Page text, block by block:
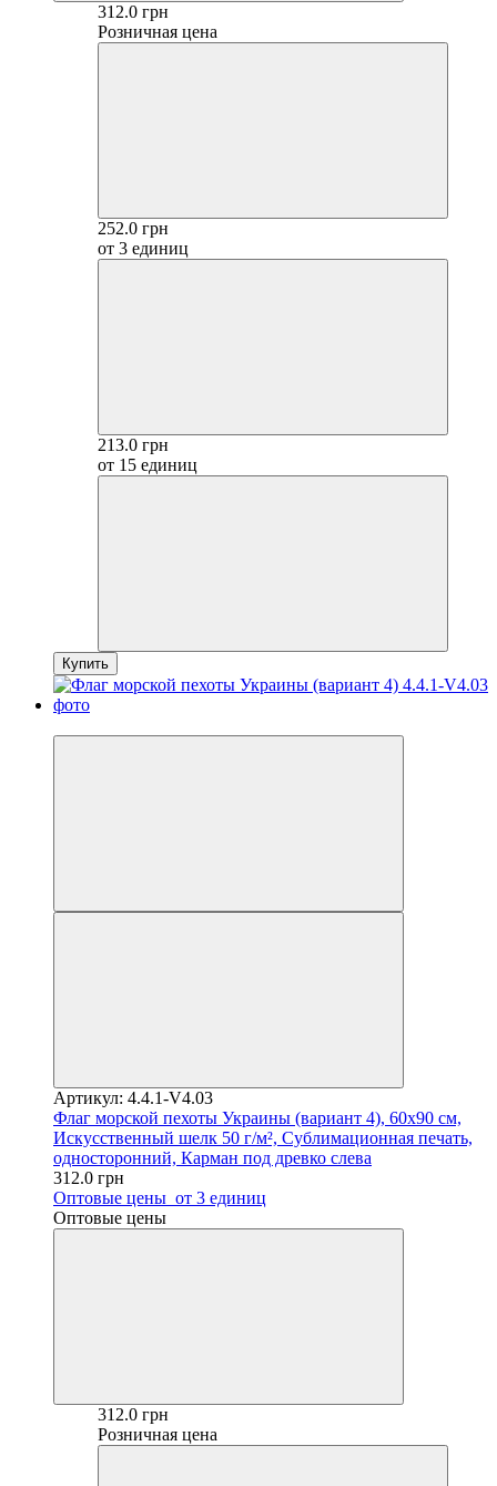
312.0 грн
Розничная цена
252.0 грн
от 3 единиц
213.0 грн
от 15 единиц
Купить
Артикул: 4.4.1-V4.03
Флаг морской пехоты Украины (вариант 4), 60х90 см,
Искусственный шелк 50 г/м², Сублимационная печать,
односторонний, Карман под древко слева
312.0 грн
Оптовые цены от 3 единиц
Оптовые цены
312.0 грн
Розничная цена